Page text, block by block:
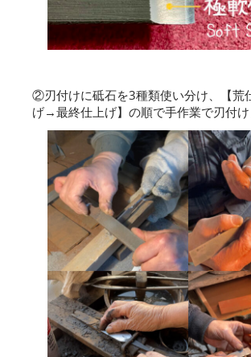
②刃付けに砥石を3種類使い分け、【
げ→最終仕上げ】の順で手作業で刃付け